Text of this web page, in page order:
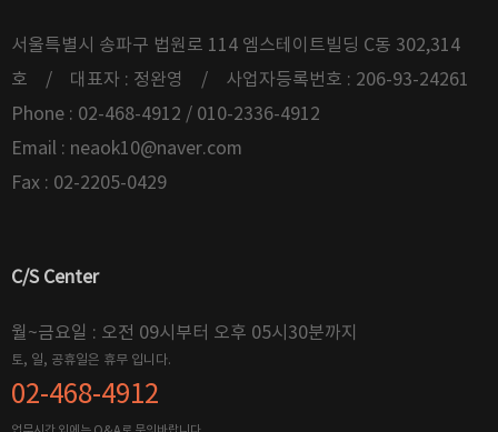
서울특별시 송파구 법원로 114 엠스테이트빌딩 C동 302,314
호 / 대표자 : 정완영 / 사업자등록번호 : 206-93-24261
Phone : 02-468-4912 / 010-2336-4912
Email : neaok10@naver.com
Fax : 02-2205-0429
C/S Center
월~금요일 : 오전 09시부터 오후 05시30분까지
토, 일, 공휴일은 휴무 입니다.
02-468-4912